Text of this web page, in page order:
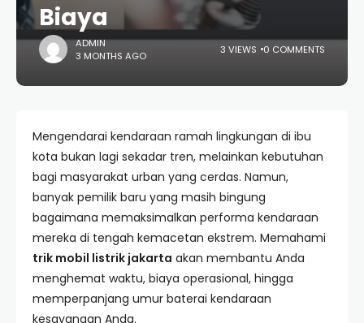
Biaya
ADMIN
3 MONTHS AGO
3 VIEWS 0 COMMENTS
Mengendarai kendaraan ramah lingkungan di ibu
kota bukan lagi sekadar tren, melainkan kebutuhan
bagi masyarakat urban yang cerdas. Namun,
banyak pemilik baru yang masih bingung
bagaimana memaksimalkan performa kendaraan
mereka di tengah kemacetan ekstrem. Memahami
trik mobil listrik jakarta akan membantu Anda
menghemat waktu, biaya operasional, hingga
memperpanjang umur baterai kendaraan
kesayangan Anda.